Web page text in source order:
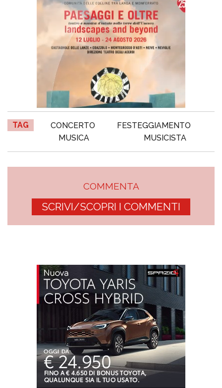
TAG CONCERTO
FESTEGGIAMENTO
MUSICA
MUSICISTA
COMMENTA
SCRIVI/SCOPRI I COMMENTI